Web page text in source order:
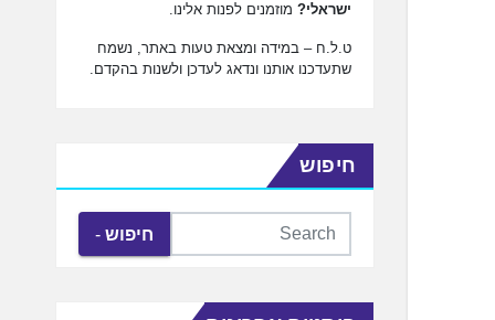
ישראלי? מוזמנים לפנות אלינו.
ט.ל.ח – במידה ומצאת טעות באתר, נשמח
שתעדכנו אותנו ונדאג לעדכן ולשנות בהקדם.
חיפוש
חיפוש